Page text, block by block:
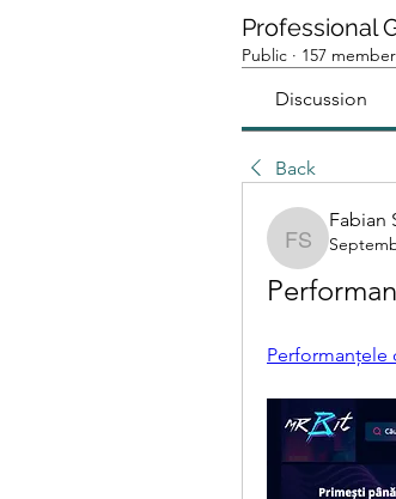
Professional
Public · 157
Discussion
Back
Fabian
Fabian
Performanțele